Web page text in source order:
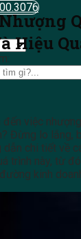
Hiệu
đến việc
Đừng lo lắng,
dẫn chi tiết về
trình này, từ
kinh